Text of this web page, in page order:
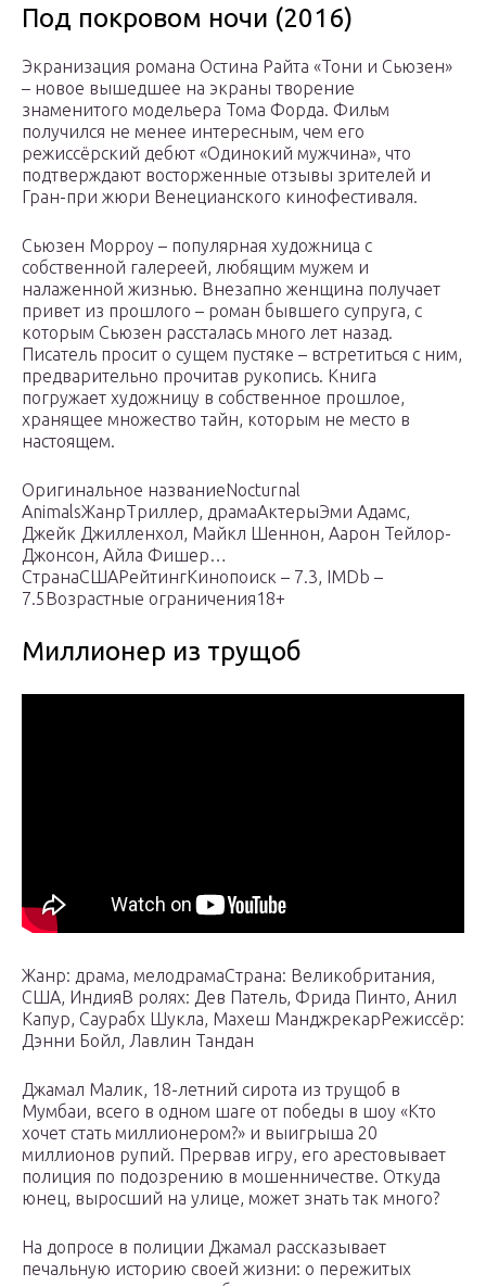
Под покровом ночи (2016)
Экранизация романа Остина Райта «Тони и Сьюзен»
– новое вышедшее на экраны творение
знаменитого модельера Тома Форда. Фильм
получился не менее интересным, чем его
режиссёрский дебют «Одинокий мужчина», что
подтверждают восторженные отзывы зрителей и
Гран-при жюри Венецианского кинофестиваля.
Сьюзен Морроу – популярная художница с
собственной галереей, любящим мужем и
налаженной жизнью. Внезапно женщина получает
привет из прошлого – роман бывшего супруга, с
которым Сьюзен рассталась много лет назад.
Писатель просит о сущем пустяке – встретиться с ним,
предварительно прочитав рукопись. Книга
погружает художницу в собственное прошлое,
хранящее множество тайн, которым не место в
настоящем.
Оригинальное названиеNocturnal
AnimalsЖанрТриллер, драмаАктерыЭми Адамс,
Джейк Джилленхол, Майкл Шеннон, Аарон Тейлор-
Джонсон, Айла Фишер…
СтранаСШАРейтингКинопоиск – 7.3, IMDb –
7.5Возрастные ограничения18+
Миллионер из трущоб
Жанр: драма, мелодрамаСтрана: Великобритания,
США, ИндияВ ролях: Дев Патель, Фрида Пинто, Анил
Капур, Саурабх Шукла, Махеш МанджрекарРежиссёр:
Дэнни Бойл, Лавлин Тандан
Джамал Малик, 18-летний сирота из трущоб в
Мумбаи, всего в одном шаге от победы в шоу «Кто
хочет стать миллионером?» и выигрыша 20
миллионов рупий. Прервав игру, его арестовывает
полиция по подозрению в мошенничестве. Откуда
юнец, выросший на улице, может знать так много?
На допросе в полиции Джамал рассказывает
печальную историю своей жизни: о пережитых